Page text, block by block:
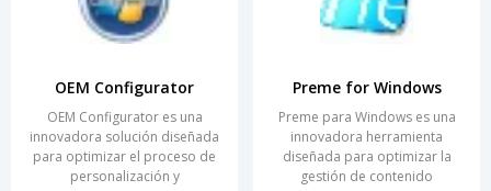
OEM Configurator
OEM Configurator es una
innovadora solución diseñada
para optimizar el proceso de
personalización y
Preme for Windows
Preme para Windows es una
innovadora herramienta
diseñada para optimizar la
gestión de contenido